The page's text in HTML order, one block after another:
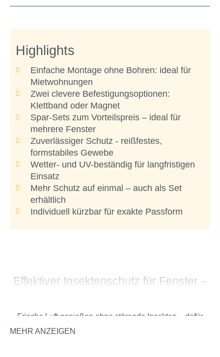
Highlights
Einfache Montage ohne Bohren: ideal für
Mietwohnungen
Zwei clevere Befestigungsoptionen:
Klettband oder Magnet
Spar-Sets zum Vorteilspreis – ideal für
mehrere Fenster
Zuverlässiger Schutz - reißfestes,
formstabiles Gewebe
Wetter- und UV-beständig für langfristigen
Einsatz
Mehr Schutz auf einmal – auch als Set
erhältlich
Individuell kürzbar für exakte Passform
Effektiver Insektenschutz für Fenster –
Frische Luft genießen ohne störende Insekten – dafür
sorgt dieses wetterbeständige Fliegengitter-Gewebe aus
MEHR ANZEIGEN